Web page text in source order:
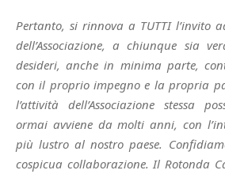
Pertanto, si rinnova a TUTTI l’invito
dell’Associazione, a chiunque sia
desideri, anche in minima parte,
con il proprio impegno e la propria
l’attività dell’Associazione stessa
ormai avviene da molti anni, con
più lustro al nostro paese.
cospicua collaborazione. Il Rotonda